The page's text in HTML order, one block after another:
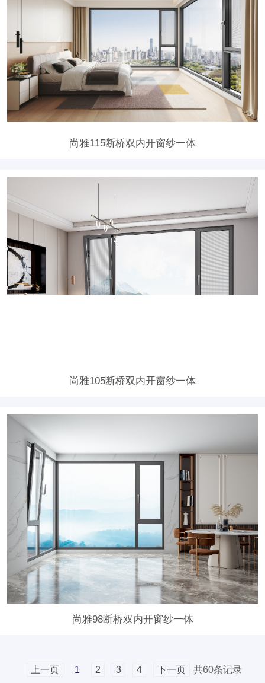
尚雅115断桥双内开窗纱一体
尚雅105断桥双内开窗纱一体
尚雅98断桥双内开窗纱一体
上一页 1 2 3 4 下一页 共60条记录